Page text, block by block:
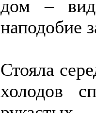
дом –
наподобие
Стояла
холодов